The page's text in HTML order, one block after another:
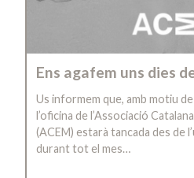
Ens agafem uns dies
Us informem que, amb motiu de
l’oficina de l’Associació
(ACEM) estarà tancada des de
durant tot el mes…